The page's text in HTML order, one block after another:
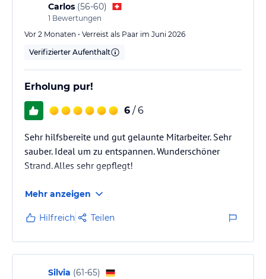
Carlos (56-60)
1 Bewertungen
Vor 2 Monaten • Verreist als Paar im Juni 2026
Verifizierter Aufenthalt
Erholung pur!
6 / 6
Sehr hilfsbereite und gut gelaunte Mitarbeiter. Sehr
sauber. Ideal um zu entspannen. Wunderschöner
Strand. Alles sehr gepflegt!
Mehr anzeigen
Hilfreich Teilen
Silvia (61-65)